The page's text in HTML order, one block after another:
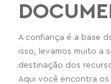
A confiança é a base
isso, levamos muito a
destinação dos
Aqui você encontra